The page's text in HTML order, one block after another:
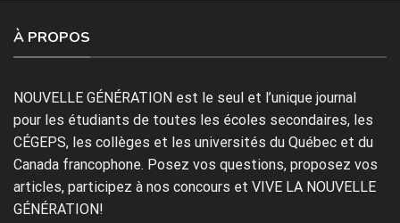
À PROPOS
NOUVELLE GÉNÉRATION est le seul et l’unique journal
pour les étudiants de toutes les écoles secondaires, les
CÉGEPS, les collèges et les universités du Québec et du
Canada francophone. Posez vos questions, proposez vos
articles, participez à nos concours et VIVE LA NOUVELLE
GÉNÉRATION!